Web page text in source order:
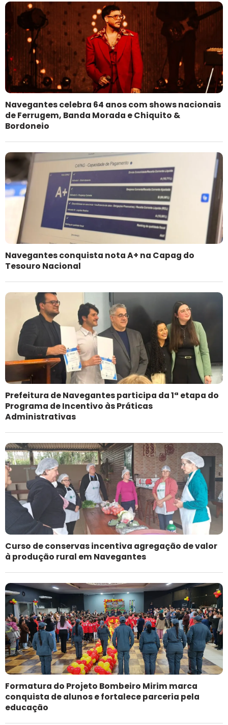
Navegantes celebra 64 anos com shows nacionais
de Ferrugem, Banda Morada e Chiquito &
Bordoneio
Navegantes conquista nota A+ na Capag do
Tesouro Nacional
Prefeitura de Navegantes participa da 1ª etapa do
Programa de Incentivo às Práticas
Administrativas
Curso de conservas incentiva agregação de valor
à produção rural em Navegantes
Formatura do Projeto Bombeiro Mirim marca
conquista de alunos e fortalece parceria pela
educação